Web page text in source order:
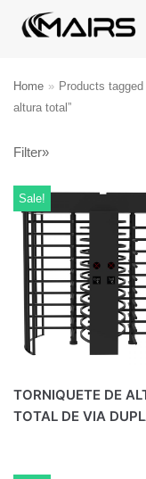
Skip
to
Home » Products
altura total”
Filter»
Sale!
TORNIQUETE DE
TOTAL DE VIA